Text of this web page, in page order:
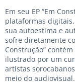
Em seu EP “Em
plataformas
sua autoestima e
sofre diretamente
Construção”
ilustrado por um
artistas
meio do audiovisual.